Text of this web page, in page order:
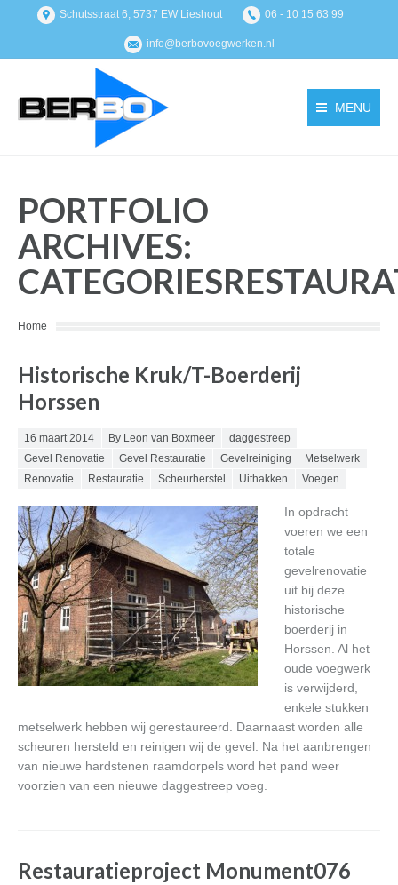
Schutsstraat 6, 5737 EW Lieshout 06 - 10 15 63 99
info@berbovoegwerken.nl
MENU
PORTFOLIO
ARCHIVES:
You are here:
Home
Historische Kruk/T-Boerderij
Horssen
Posted on
16 maart 2014 By Leon van Boxmeer
daggestreep
Gevel Renovatie
Gevel Restauratie Gevelreiniging
Metselwerk
Renovatie
Restauratie Scheurherstel Uithakken Voegen
In opdracht
voeren we een
totale
gevelrenovatie
uit bij deze
historische
boerderij in
Horssen. Al het
oude voegwerk
is verwijderd,
enkele stukken
metselwerk hebben wij gerestaureerd. Daarnaast worden alle
scheuren hersteld en reinigen wij de gevel. Na het aanbrengen
van nieuwe hardstenen raamdorpels word het pand weer
voorzien van een nieuwe daggestreep voeg.
Restauratieproject Monument076